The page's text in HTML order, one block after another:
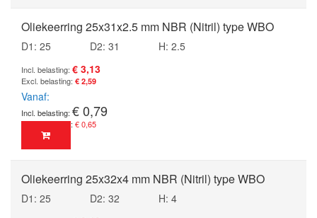
Oliekeerring 25x31x2.5 mm NBR (Nitril) type WBO
D1: 25 D2: 31
H: 2.5
€ 3,13
€ 2,59
Vanaf
€ 0,79
€ 0,65
Oliekeerring 25x32x4 mm NBR (Nitril) type WBO
D1: 25 D2: 32
H: 4